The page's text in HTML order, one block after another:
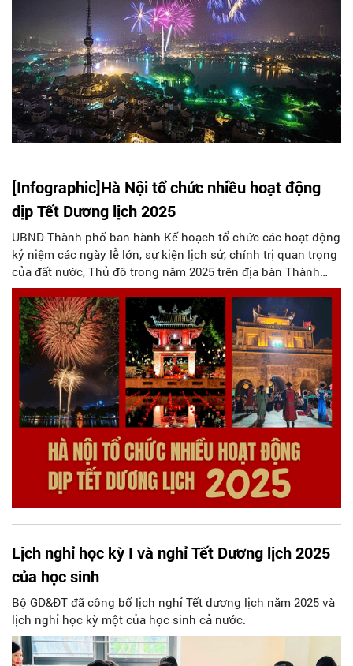
[Infographic]Hà Nội tổ chức nhiều hoạt động
dịp Tết Dương lịch 2025
UBND Thành phố ban hành Kế hoạch tổ chức các hoạt động
kỷ niệm các ngày lễ lớn, sự kiện lịch sử, chính trị quan trọng
của đất nước, Thủ đô trong năm 2025 trên địa bàn Thành
phố.
Lịch nghỉ học kỳ I và nghỉ Tết Dương lịch 2025
của học sinh
Bộ GD&ĐT đã công bố lịch nghỉ Tết dương lịch năm 2025 và
lịch nghỉ học kỳ một của học sinh cả nước.